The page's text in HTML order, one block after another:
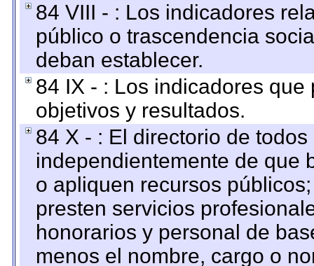
84 VIII - : Los indicadores
público o trascendencia
deban establecer.
84 IX - : Los indicadores
objetivos y resultados.
84 X - : El directorio de
independientemente de que
o apliquen recursos
presten servicios
honorarios y personal de
menos el nombre, cargo o